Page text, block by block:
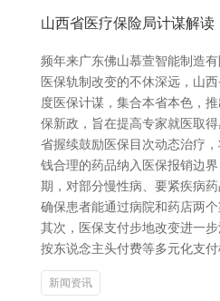
山西省医疗保险局计谋解读
频年来广东佛山慕萱智能制造
医保轨制改变的不休深远，山
度医保计谋，集合本省本色，
保新政，旨在提高专家就医取
省握续鼓励医保目次动态治疗
钱合理的药品纳入医保报销边
期，对部分慢性病、要紧疾病药
确保患者能通过病院和药店两个
其次，医保支付步地改变进一步
按东说念主头付费等多元化支
新闻资讯